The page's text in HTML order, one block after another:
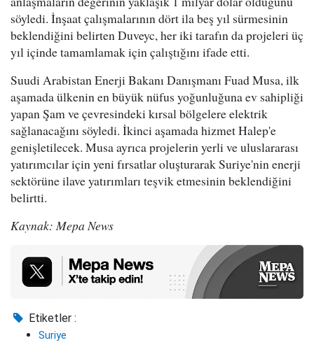
söyledi. İnşaat çalışmalarının dört ila beş yıl sürmesinin
beklendiğini belirten Duveyc, her iki tarafın da projeleri üç
yıl içinde tamamlamak için çalıştığını ifade etti.
Suudi Arabistan Enerji Bakanı Danışmanı Fuad Musa, ilk
aşamada ülkenin en büyük nüfus yoğunluğuna ev sahipliği
yapan Şam ve çevresindeki kırsal bölgelere elektrik
sağlanacağını söyledi. İkinci aşamada hizmet Halep'e
genişletilecek. Musa ayrıca projelerin yerli ve uluslararası
yatırımcılar için yeni fırsatlar oluşturarak Suriye'nin enerji
sektörüne ilave yatırımları teşvik etmesinin beklendiğini
belirtti.
Kaynak: Mepa News
Etiketler :
Suriye